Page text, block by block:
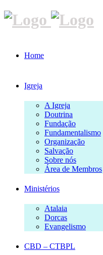
Home
Igreja
A Igreja
Doutrina
Fundação
Fundamentalismo
Organização
Salvação
Sobre nós
Área de Membros
Ministérios
Atalaia
Dorcas
Evangelismo
CBD – CTBPL